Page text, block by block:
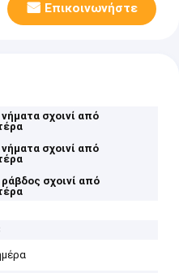
Επικοινωνήστε
σχοινί από
σχοινί από
σχοινί από